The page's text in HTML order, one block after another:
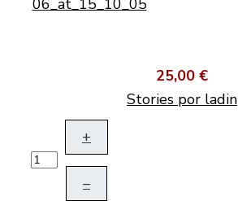
25,00 €
Stories por ladin
+
–